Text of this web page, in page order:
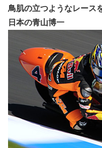
鳥肌の立つようなレース
日本の青山博一